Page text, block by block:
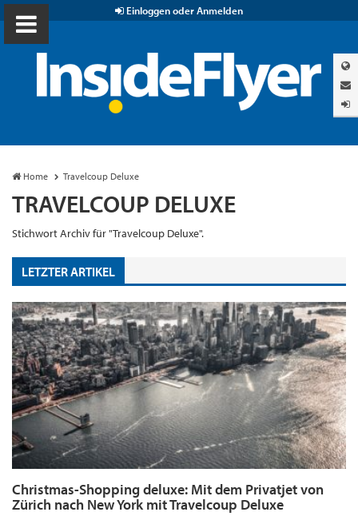
Einloggen oder Anmelden
Home Travelcoup Deluxe
TRAVELCOUP DELUXE
Stichwort Archiv für "Travelcoup Deluxe".
LETZTER ARTIKEL
Christmas-Shopping deluxe: Mit dem Privatjet von
Zürich nach New York mit Travelcoup Deluxe